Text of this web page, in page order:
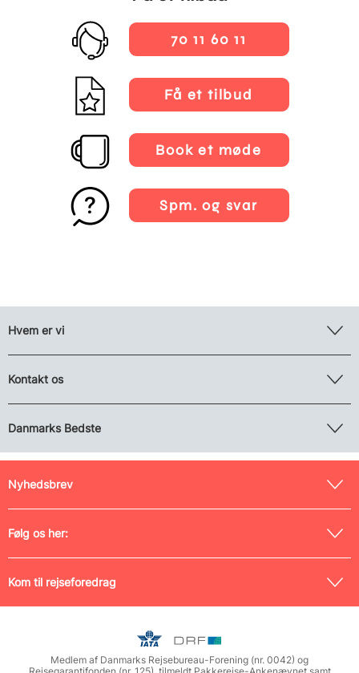
70 11 60 11
Få et tilbud
Book et møde
Spm. og svar
Hvem er vi
Kontakt os
Danmarks Bedste
Nyhedsbrev
Følg os her:
Kom til rejseforedrag
Medlem af Danmarks Rejsebureau-Forening (nr. 0042) og